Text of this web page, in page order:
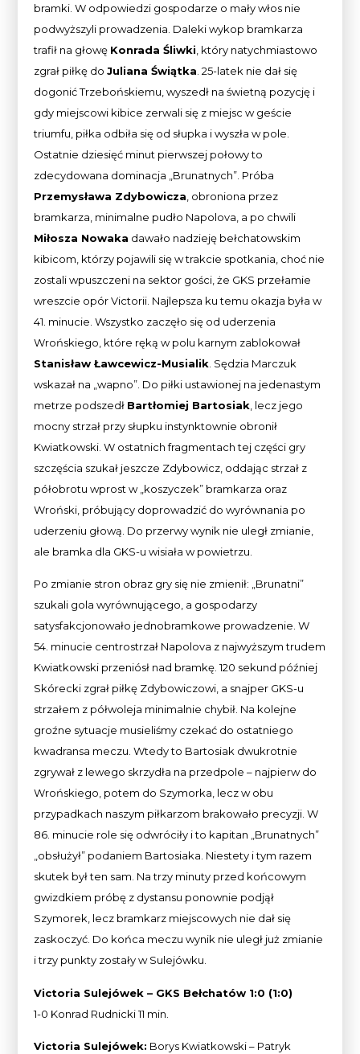
bramki. W odpowiedzi gospodarze o mały włos nie
podwyższyli prowadzenia. Daleki wykop bramkarza
trafił na głowę Konrada Śliwki , który natychmiastowo
zgrał piłkę doJuliana Świątka . 25-latek nie dał się
dogonić Trzebońskiemu, wyszedł na świetną pozycję i
gdy miejscowi kibice zerwali się z miejsc w geście
triumfu, piłka odbiła się od słupka i wyszła w pole.
Ostatnie dziesięć minut pierwszej połowy to
zdecydowana dominacja „Brunatnych”. Próba
Przemysława Zdybowicza , obroniona przez
bramkarza, minimalne pudło Napolova, a po chwili
Miłosza Nowaka dawało nadzieję bełchatowskim
kibicom, którzy pojawili się w trakcie spotkania, choć nie
zostali wpuszczeni na sektor gości, że GKS przełamie
wreszcie opór Victorii. Najlepsza ku temu okazja była w
41. minucie. Wszystko zaczęło się od uderzenia
Wrońskiego, które ręką w polu karnym zablokował
Stanisław Ławcewicz-Musialik . Sędzia Marczuk
wskazał na „wapno”. Do piłki ustawionej na jedenastym
metrze podszedł Bartłomiej Bartosiak , lecz jego
mocny strzał przy słupku instynktownie obronił
Kwiatkowski. W ostatnich fragmentach tej części gry
szczęścia szukał jeszcze Zdybowicz, oddając strzał z
półobrotu wprost w „koszyczek” bramkarza oraz
Wroński, próbujący doprowadzić do wyrównania po
uderzeniu głową. Do przerwy wynik nie uległ zmianie,
ale bramka dla GKS-u wisiała w powietrzu.
Po zmianie stron obraz gry się nie zmienił: „Brunatni”
szukali gola wyrównującego, a gospodarzy
satysfakcjonowało jednobramkowe prowadzenie. W
54. minucie centrostrzał Napolova z najwyższym trudem
Kwiatkowski przeniósł nad bramkę. 120 sekund później
Skórecki zgrał piłkę Zdybowiczowi, a snajper GKS-u
strzałem z półwoleja minimalnie chybił. Na kolejne
groźne sytuacje musieliśmy czekać do ostatniego
kwadransa meczu. Wtedy to Bartosiak dwukrotnie
zgrywał z lewego skrzydła na przedpole – najpierw do
Wrońskiego, potem do Szymorka, lecz w obu
przypadkach naszym piłkarzom brakowało precyzji. W
86. minucie role się odwróciły i to kapitan „Brunatnych”
„obsłużył” podaniem Bartosiaka. Niestety i tym razem
skutek był ten sam. Na trzy minuty przed końcowym
gwizdkiem próbę z dystansu ponownie podjął
Szymorek, lecz bramkarz miejscowych nie dał się
zaskoczyć. Do końca meczu wynik nie uległ już zmianie
i trzy punkty zostały w Sulejówku.
Victoria Sulejówek – GKS Bełchatów 1:0 (1:0)
1-0 Konrad Rudnicki 11 min.
Victoria Sulejówek: Borys Kwiatkowski – Patryk